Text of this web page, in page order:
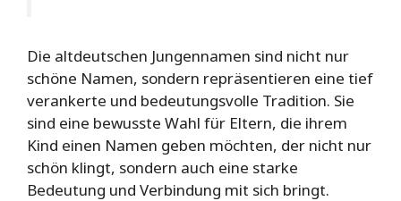
Die altdeutschen Jungennamen sind nicht nur
schöne Namen, sondern repräsentieren eine tief
verankerte und bedeutungsvolle Tradition. Sie
sind eine bewusste Wahl für Eltern, die ihrem
Kind einen Namen geben möchten, der nicht nur
schön klingt, sondern auch eine starke
Bedeutung und Verbindung mit sich bringt.